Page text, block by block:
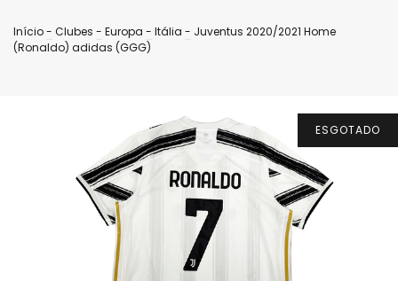
Início- Clubes - Europa - Itália - Juventus 2020/2021 Home
(Ronaldo) adidas (GGG)
ESGOTADO